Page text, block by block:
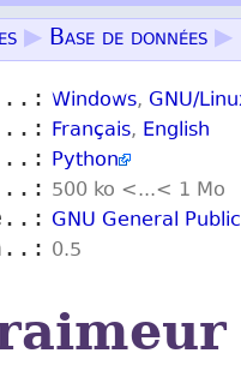
▶ Base de données ▶
Windows, GNU/
Français, English
Python
500 ko <...< 1 Mo
GNU General
0.5